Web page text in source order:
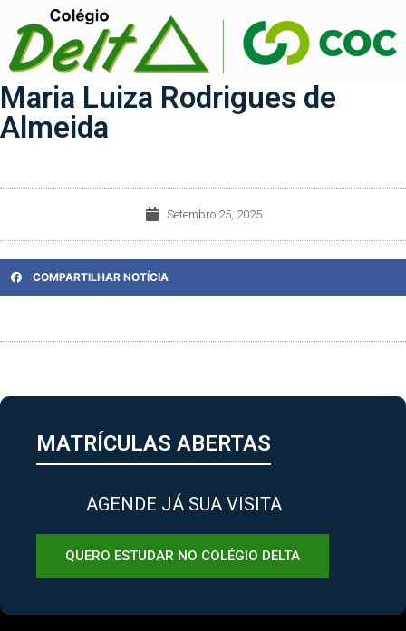
Maria Luiza Rodrigues de
Almeida
Setembro 25, 2025
COMPARTILHAR NOTÍCIA
MATRÍCULAS ABERTAS
AGENDE JÁ SUA VISITA
QUERO ESTUDAR NO COLÉGIO DELTA